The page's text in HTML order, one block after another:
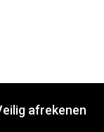
afrekenen